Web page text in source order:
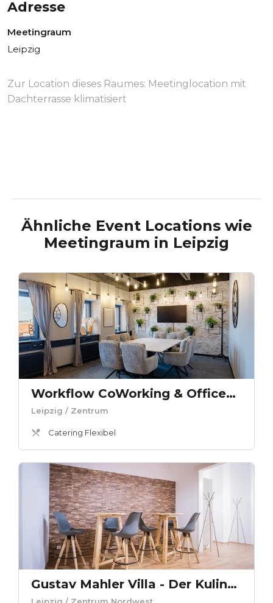
Adresse
Meetingraum
Leipzig
Zur Location dieses Raumes: Meetinglocation mit
Dachterrasse klimatisiert
Ähnliche Event Locations wie
Meetingraum in Leipzig
Workflow CoWorking & Offices THE LIVIGN ROOM LOUNGE
Leipzig / Zentrum
Catering Flexibel
Gustav Mahler Villa - Der Kulinarische
Leipzig / Zentrum Nordwest